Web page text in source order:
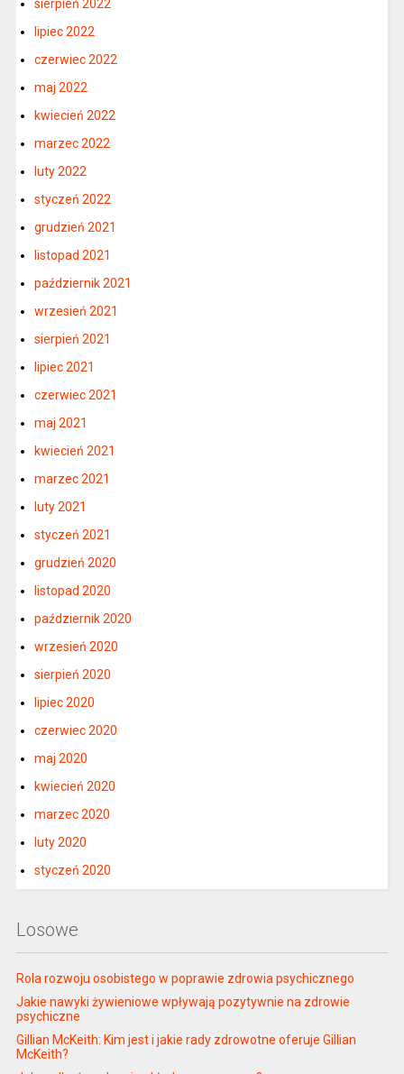
sierpień 2022
lipiec 2022
czerwiec 2022
maj 2022
kwiecień 2022
marzec 2022
luty 2022
styczeń 2022
grudzień 2021
listopad 2021
październik 2021
wrzesień 2021
sierpień 2021
lipiec 2021
czerwiec 2021
maj 2021
kwiecień 2021
marzec 2021
luty 2021
styczeń 2021
grudzień 2020
listopad 2020
październik 2020
wrzesień 2020
sierpień 2020
lipiec 2020
czerwiec 2020
maj 2020
kwiecień 2020
marzec 2020
luty 2020
styczeń 2020
Losowe
Rola rozwoju osobistego w poprawie zdrowia psychicznego
Jakie nawyki żywieniowe wpływają pozytywnie na zdrowie
psychiczne
Gillian McKeith: Kim jest i jakie rady zdrowotne oferuje Gillian
McKeith?